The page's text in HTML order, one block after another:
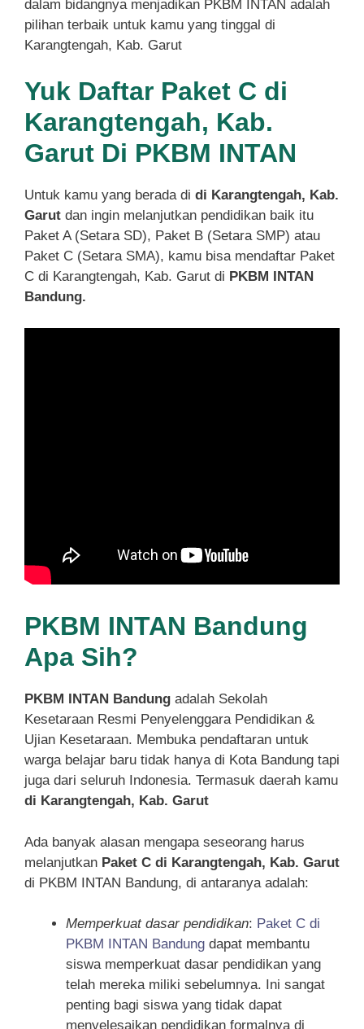
dalam bidangnya menjadikan PKBM INTAN adalah
pilihan terbaik untuk kamu yang tinggal di
Karangtengah, Kab. Garut
Yuk Daftar Paket C di
Karangtengah, Kab.
Garut Di PKBM INTAN
Untuk kamu yang berada di di Karangtengah, Kab.
Garut dan ingin melanjutkan pendidikan baik itu
Paket A (Setara SD), Paket B (Setara SMP) atau
Paket C (Setara SMA), kamu bisa mendaftar Paket
C di Karangtengah, Kab. Garut di PKBM INTAN
Bandung.
PKBM INTAN Bandung
Apa Sih?
PKBM INTAN Bandung adalah Sekolah
Kesetaraan Resmi Penyelenggara Pendidikan &
Ujian Kesetaraan. Membuka pendaftaran untuk
warga belajar baru tidak hanya di Kota Bandung tapi
juga dari seluruh Indonesia. Termasuk daerah kamu
di Karangtengah, Kab. Garut
Ada banyak alasan mengapa seseorang harus
melanjutkan Paket C di Karangtengah, Kab. Garut
di PKBM INTAN Bandung, di antaranya adalah:
Memperkuat dasar pendidikan: Paket C di
PKBM INTAN Bandung dapat membantu
siswa memperkuat dasar pendidikan yang
telah mereka miliki sebelumnya. Ini sangat
penting bagi siswa yang tidak dapat
menyelesaikan pendidikan formalnya di